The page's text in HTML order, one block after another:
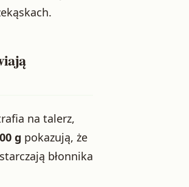
na talerz,
g pokazują, że
błonnika